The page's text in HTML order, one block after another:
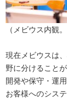
（メビウス内観
現在メビウスは
野に分けること
開発や保守・運
お客様へのシス